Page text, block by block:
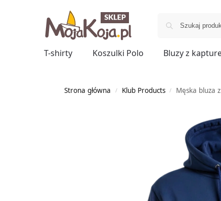
T-shirty Koszulki Polo Bluzy z
Strona główna / Klub Products / Męska bluza